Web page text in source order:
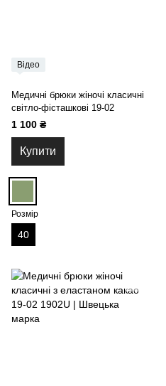
Відео
Медичні брюки жіночі класичні
світло-фісташкові 19-02
1 100 ₴
Купити
Розмір
40